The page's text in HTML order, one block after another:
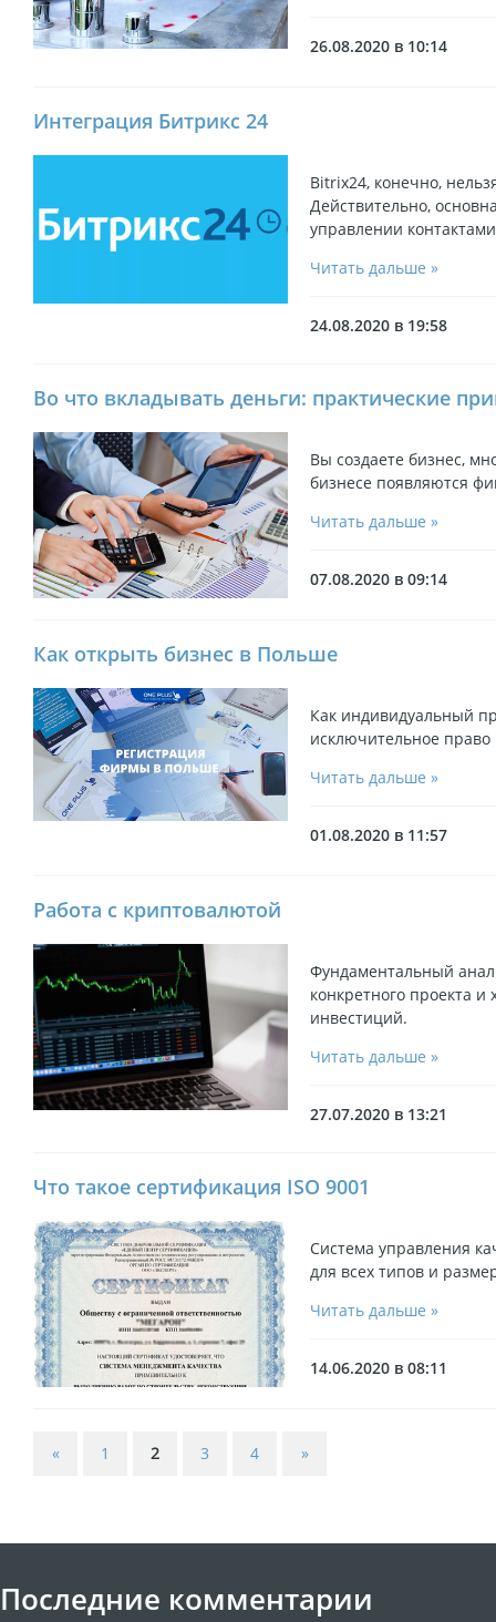
26.08.2020 в 10:14
Интеграция Битрикс 24
Bitrix24, конечно,
Действительно,
управлении
Читать дальше »
24.08.2020 в 19:58
Во что вкладывать деньги: практические
Вы создаете бизнес,
бизнесе появляются
Читать дальше »
07.08.2020 в 09:14
Как открыть бизнес в Польше
Как индивидуальный
исключительное право
Читать дальше »
01.08.2020 в 11:57
Работа с криптовалютой
Фундаментальный
конкретного проекта
инвестиций.
Читать дальше »
27.07.2020 в 13:21
Что такое сертификация ISO 9001
Система управления
для всех типов и
Читать дальше »
14.06.2020 в 08:11
« 1 2 3 4 »
Последние комментарии